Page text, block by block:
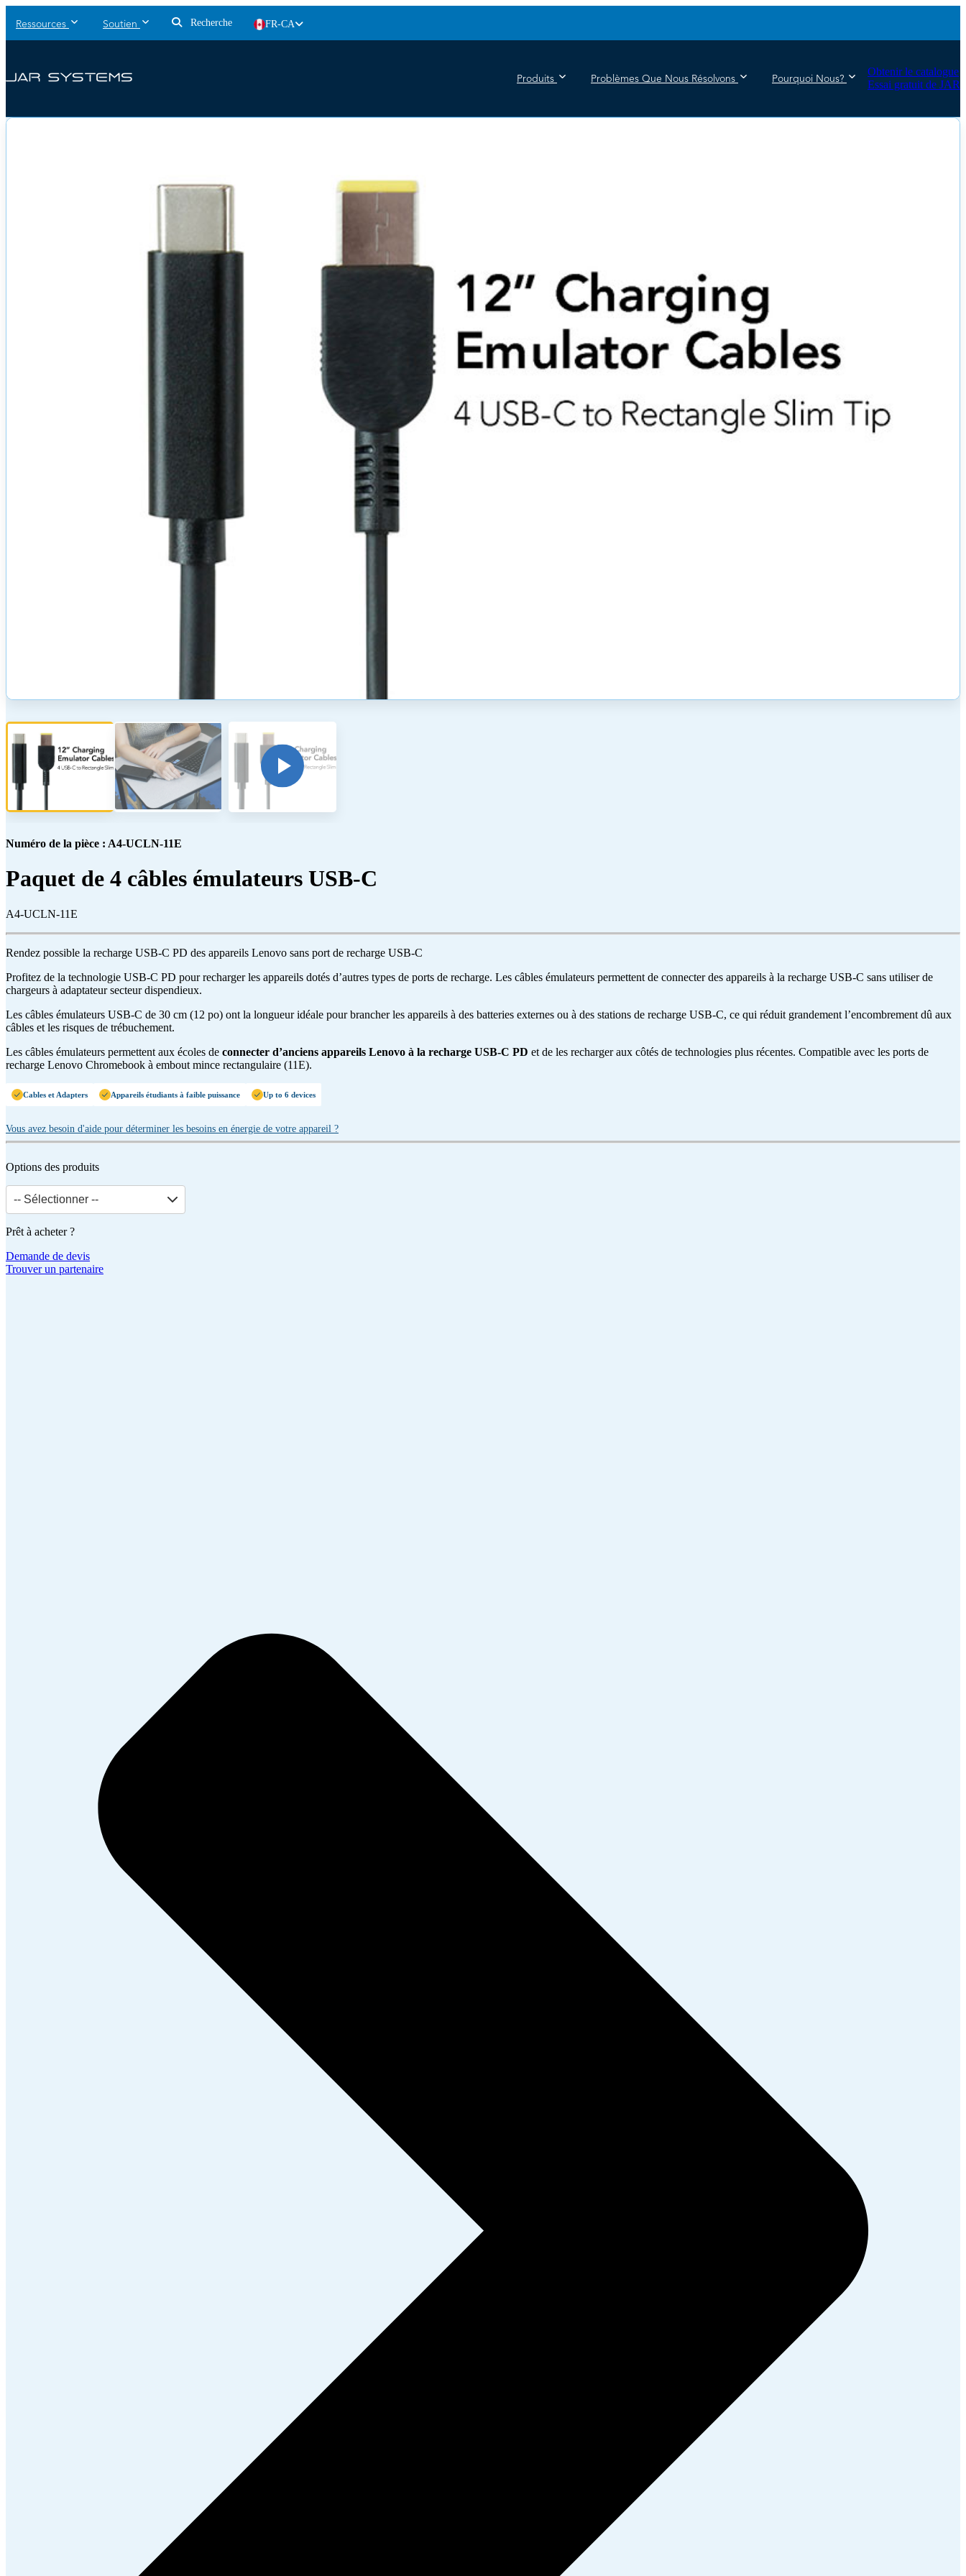
Ressources Soutien Recherche FR-CA
Produits Problèmes Que Nous Résolvons Pourquoi Nous?
Obtenir le catalogue
Essai gratuit de JAR
Numéro de la pièce : A4-UCLN-11E
Paquet de 4 câbles émulateurs USB-C
A4-UCLN-11E
Rendez possible la recharge USB-C PD des appareils Lenovo sans port de recharge USB-C
Profitez de la technologie USB-C PD pour recharger les appareils dotés d’autres types de ports de recharge. Les câbles émulateurs permettent de connecter des appareils à la recharge USB-C sans utiliser de
chargeurs à adaptateur secteur dispendieux.
Les câbles émulateurs USB-C de 30 cm (12 po) ont la longueur idéale pour brancher les appareils à des batteries externes ou à des stations de recharge USB-C, ce qui réduit grandement l’encombrement dû aux
câbles et les risques de trébuchement.
Les câbles émulateurs permettent aux écoles de connecter d’anciens appareils Lenovo à la recharge USB-C PD et de les recharger aux côtés de technologies plus récentes. Compatible avec les ports de
recharge Lenovo Chromebook à embout mince rectangulaire (11E).
Cables et Adapters Appareils étudiants à faible puissance Up to 6 devices
Vous avez besoin d'aide pour déterminer les besoins en énergie de votre appareil ?
Options des produits
-- Sélectionner --
Prêt à acheter ?
Demande de devis
Trouver un partenaire